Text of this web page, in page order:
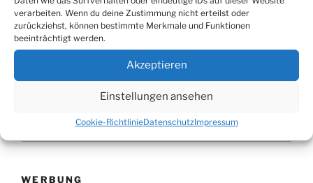
verarbeiten. Wenn du deine Zustimmung nicht erteilst oder
zurückziehst, können bestimmte Merkmale und Funktionen
beeinträchtigt werden.
Akzeptieren
Einstellungen ansehen
Cookie-RichtlinieDatenschutzImpressum
Nächster
Beitrag
WEITER
Songs und Texte mit „Alice auf Anfang“
WERBUNG